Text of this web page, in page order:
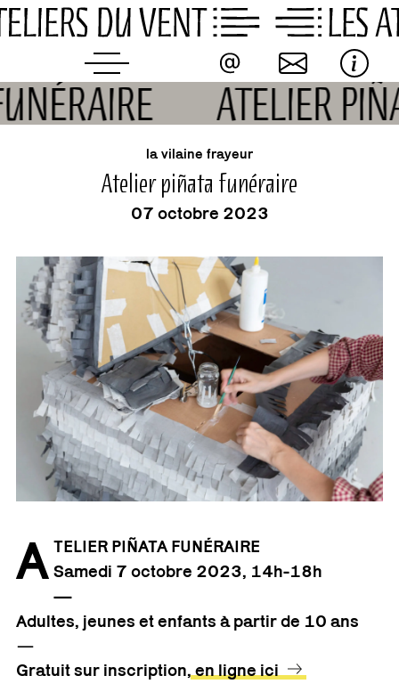
Skip
to
ATELIER
événement
la vilaine frayeur
Atelier piñata funéraire
07 octobre 2023
A TELIER PIÑATA FUNÉRAIRE
Samedi 7 octobre 2023, 14h-18h
—
Adultes, jeunes et enfants à partir de 10 ans
—
Gratuit sur inscription, en ligne ici